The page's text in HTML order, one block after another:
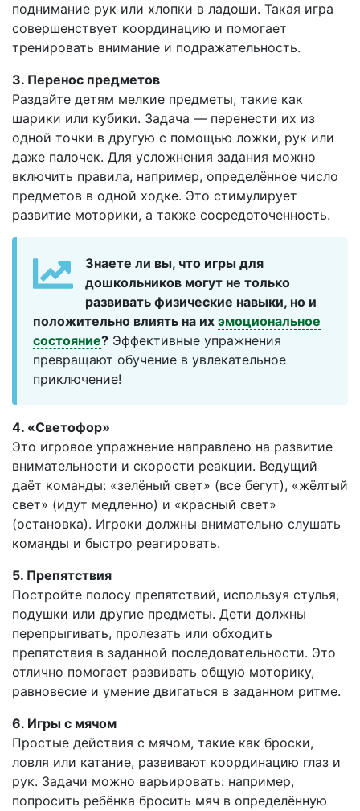
поднимание рук или хлопки в ладоши. Такая игра
совершенствует координацию и помогает
тренировать внимание и подражательность.
3. Перенос предметов
Раздайте детям мелкие предметы, такие как
шарики или кубики. Задача — перенести их из
одной точки в другую с помощью ложки, рук или
даже палочек. Для усложнения задания можно
включить правила, например, определённое число
предметов в одной ходке. Это стимулирует
развитие моторики, а также сосредоточенность.
Знаете ли вы, что игры для
дошкольников могут не только
развивать физические навыки, но и
положительно влиять на их эмоциональное
состояние? Эффективные упражнения
превращают обучение в увлекательное
приключение!
4. «Светофор»
Это игровое упражнение направлено на развитие
внимательности и скорости реакции. Ведущий
даёт команды: «зелёный свет» (все бегут), «жёлтый
свет» (идут медленно) и «красный свет»
(остановка). Игроки должны внимательно слушать
команды и быстро реагировать.
5. Препятствия
Постройте полосу препятствий, используя стулья,
подушки или другие предметы. Дети должны
перепрыгивать, пролезать или обходить
препятствия в заданной последовательности. Это
отлично помогает развивать общую моторику,
равновесие и умение двигаться в заданном ритме.
6. Игры с мячом
Простые действия с мячом, такие как броски,
ловля или катание, развивают координацию глаз и
рук. Задачи можно варьировать: например,
попросить ребёнка бросить мяч в определённую